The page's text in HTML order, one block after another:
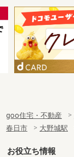
goo住宅・不動産
春日市
大野城駅
お役立ち情報